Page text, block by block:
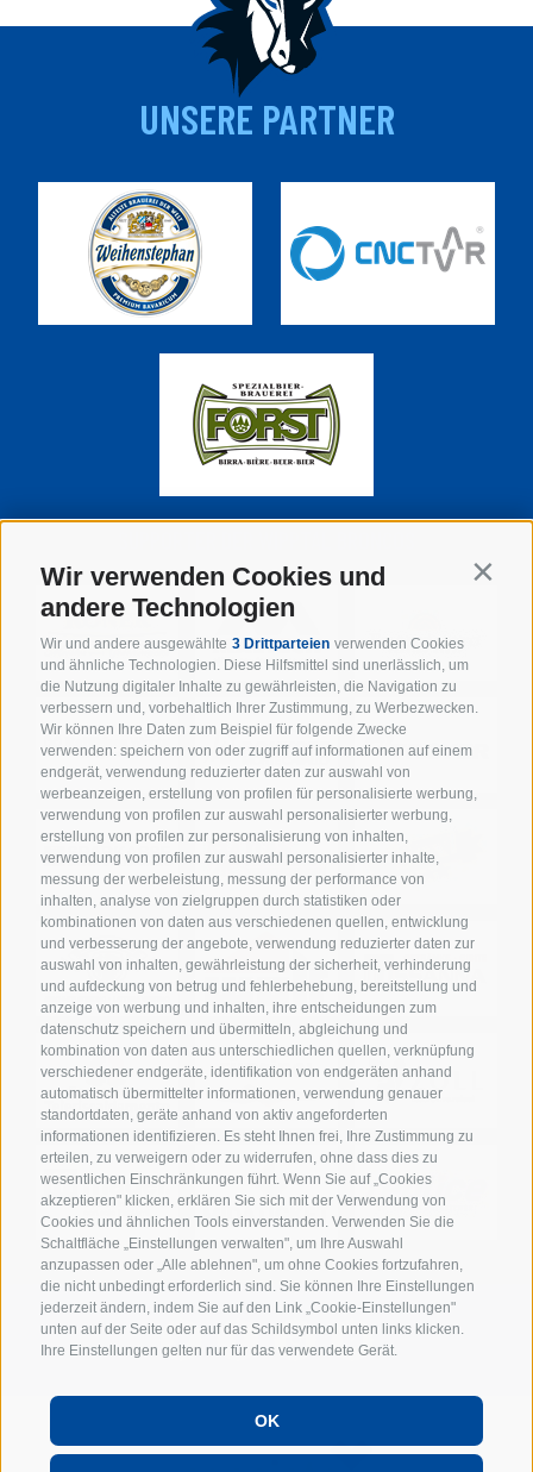
Wir verwenden Cookies und
andere Technologien
Wir und andere ausgewählte 3 Drittparteien verwenden Cookies
und ähnliche Technologien. Diese Hilfsmittel sind unerlässlich, um
die Nutzung digitaler Inhalte zu gewährleisten, die Navigation zu
verbessern und, vorbehaltlich Ihrer Zustimmung, zu Werbezwecken.
Wir können Ihre Daten zum Beispiel für folgende Zwecke
verwenden: speichern von oder zugriff auf informationen auf einem
endgerät, verwendung reduzierter daten zur auswahl von
werbeanzeigen, erstellung von profilen für personalisierte werbung,
verwendung von profilen zur auswahl personalisierter werbung,
erstellung von profilen zur personalisierung von inhalten,
verwendung von profilen zur auswahl personalisierter inhalte,
messung der werbeleistung, messung der performance von
inhalten, analyse von zielgruppen durch statistiken oder
kombinationen von daten aus verschiedenen quellen, entwicklung
und verbesserung der angebote, verwendung reduzierter daten zur
auswahl von inhalten, gewährleistung der sicherheit, verhinderung
und aufdeckung von betrug und fehlerbehebung, bereitstellung und
anzeige von werbung und inhalten, ihre entscheidungen zum
datenschutz speichern und übermitteln, abgleichung und
kombination von daten aus unterschiedlichen quellen, verknüpfung
verschiedener endgeräte, identifikation von endgeräten anhand
automatisch übermittelter informationen, verwendung genauer
standortdaten, geräte anhand von aktiv angeforderten
informationen identifizieren. Es steht Ihnen frei, Ihre Zustimmung zu
erteilen, zu verweigern oder zu widerrufen, ohne dass dies zu
wesentlichen Einschränkungen führt. Wenn Sie auf „Cookies
akzeptieren" klicken, erklären Sie sich mit der Verwendung von
Cookies und ähnlichen Tools einverstanden. Verwenden Sie die
Schaltfläche „Einstellungen verwalten", um Ihre Auswahl
anzupassen oder „Alle ablehnen", um ohne Cookies fortzufahren,
die nicht unbedingt erforderlich sind. Sie können Ihre Einstellungen
jederzeit ändern, indem Sie auf den Link „Cookie-Einstellungen"
unten auf der Seite oder auf das Schildsymbol unten links klicken.
Ihre Einstellungen gelten nur für das verwendete Gerät.
OK
UNSERE PARTNER
POWERED BY